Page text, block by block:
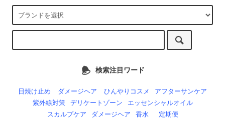
検索注目ワード
日焼け止め ダメージヘア ひんやりコスメ
アフターサンケア
紫外線対策
デリケートゾーン
エッセンシャルオイル
スカルプケア
ダメージヘア 香水 定期便